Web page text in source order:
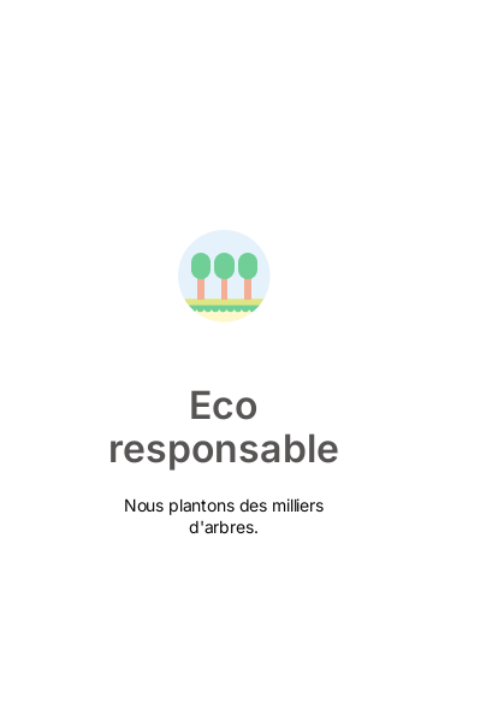
Eco
responsable
Nous plantons des milliers
d'arbres.